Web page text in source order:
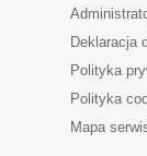
Deklaracja
Polityka
Polityka
Mapa